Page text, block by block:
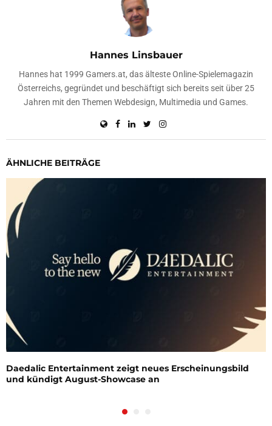
Hannes Linsbauer
Hannes hat 1999 Gamers.at, das älteste Online-Spielemagazin
Österreichs, gegründet und beschäftigt sich bereits seit über 25
Jahren mit den Themen Webdesign, Multimedia und Games.
ÄHNLICHE BEITRÄGE
Daedalic Entertainment zeigt neues Erscheinungsbild
und kündigt August-Showcase an